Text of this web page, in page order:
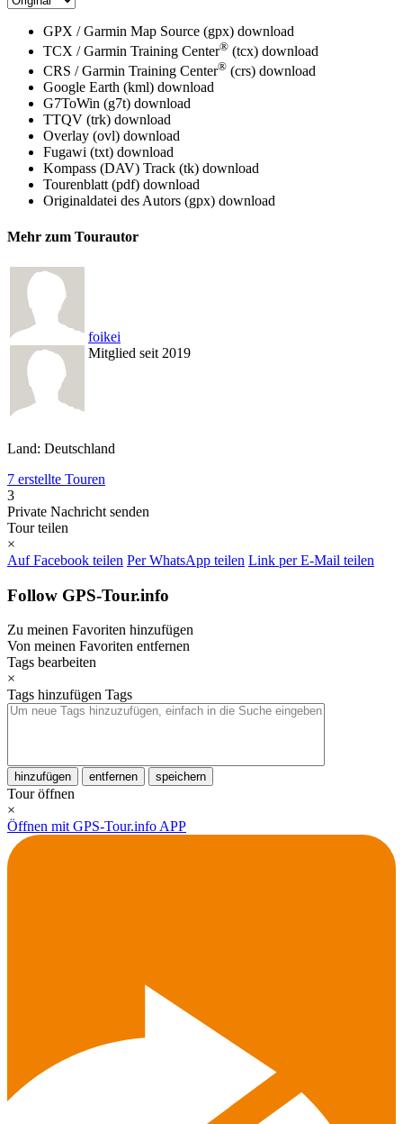
GPX / Garmin Map Source (gpx) download
TCX / Garmin Training Center® (tcx) download
CRS / Garmin Training Center® (crs) download
Google Earth (kml) download
G7ToWin (g7t) download
TTQV (trk) download
Overlay (ovl) download
Fugawi (txt) download
Kompass (DAV) Track (tk) download
Tourenblatt (pdf) download
Originaldatei des Autors (gpx) download
Mehr zum Tourautor
foikei
Mitglied seit 2019
Land: Deutschland
7 erstellte Touren
3
Private Nachricht senden
Tour teilen
×
Auf Facebook teilen Per WhatsApp teilen Link per E-Mail teilen
Follow GPS-Tour.info
Zu meinen Favoriten hinzufügen
Von meinen Favoriten entfernen
Tags bearbeiten
×
Tags hinzufügen Tags
hinzufügen entfernen speichern
Tour öffnen
×
Öffnen mit GPS-Tour.info APP